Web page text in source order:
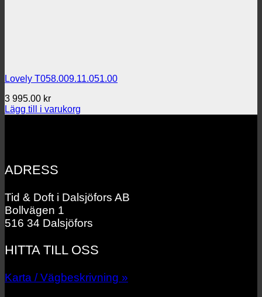
Lovely T058.009.11.051.00
3 995.00 kr
Lägg till i varukorg
ADRESS
Tid & Doft i Dalsjöfors AB
Bollvägen 1
516 34 Dalsjöfors
HITTA TILL OSS
Karta / Vägbeskrivning »